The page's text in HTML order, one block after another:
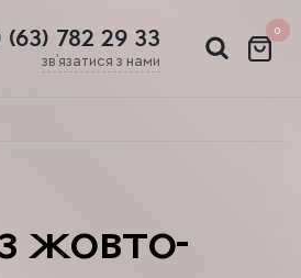
(63) 782 29 33
зв'язатися з нами
0
жовто-